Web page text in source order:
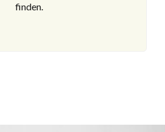
finden.